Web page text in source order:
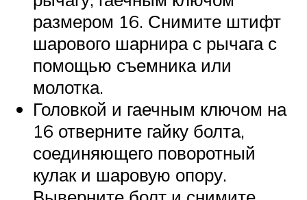
размером 16. Снимите штифт
шарового шарнира с рычага с
помощью съемника или
молотка.
Головкой и гаечным ключом на
16 отверните гайку болта,
соединяющего поворотный
кулак и шаровую опору.